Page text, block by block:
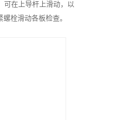
可在上导杆上滑动，以
螺栓滑动各板检查。